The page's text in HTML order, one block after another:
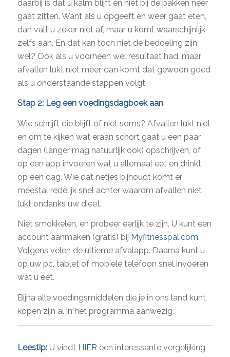
daarbij is dat u kalm blijft en niet bij de pakken neer
gaat zitten. Want als u opgeeft en weer gaat eten,
dan valt u zeker niet af, maar u komt waarschijnlijk
zelfs aan. En dat kan toch niet de bedoeling zijn
wel? Ook als u voorheen wel resultaat had, maar
afvallen lukt niet meer, dan komt dat gewoon goed
als u onderstaande stappen volgt.
Stap 2: Leg een voedingsdagboek aan
Wie schrijft die blijft of niet soms? Afvallen lukt niet
en om te kijken wat eraan schort gaat u een paar
dagen (langer mag natuurlijk ook) opschrijven, of
op een app invoeren wat u allemaal eet en drinkt
op een dag. Wie dat netjes bijhoudt komt er
meestal redelijk snel achter waarom afvallen niet
lukt ondanks uw dieet.
Niet smokkelen, en probeer eerlijk te zijn. U kunt een
account aanmaken (gratis) bij Myfitnesspal.com.
Volgens velen de ultieme afvalapp. Daarna kunt u
op uw pc, tablet of mobiele telefoon snel invoeren
wat u eet.
Bijna alle voedingsmiddelen die je in ons land kunt
kopen zijn al in het programma aanwezig.
Leestip:U vindt HIER een interessante vergelijking